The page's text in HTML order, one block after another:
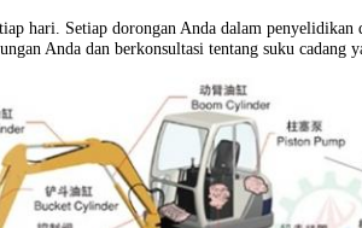
hari. Setiap dorongan Anda dalam penyelidikan
Anda dan berkonsultasi tentang suku cadang